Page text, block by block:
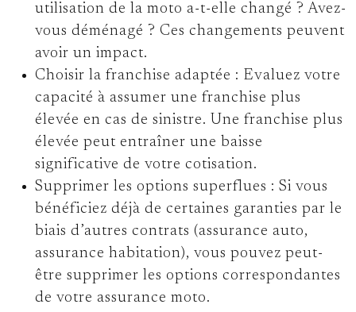
utilisation de la moto a-t-elle changé ? Avez-
vous déménagé ? Ces changements peuvent
avoir un impact.
Choisir la franchise adaptée : Evaluez votre
capacité à assumer une franchise plus
élevée en cas de sinistre. Une franchise plus
élevée peut entraîner une baisse
significative de votre cotisation.
Supprimer les options superflues : Si vous
bénéficiez déjà de certaines garanties par le
biais d’autres contrats (assurance auto,
assurance habitation), vous pouvez peut-
être supprimer les options correspondantes
de votre assurance moto.